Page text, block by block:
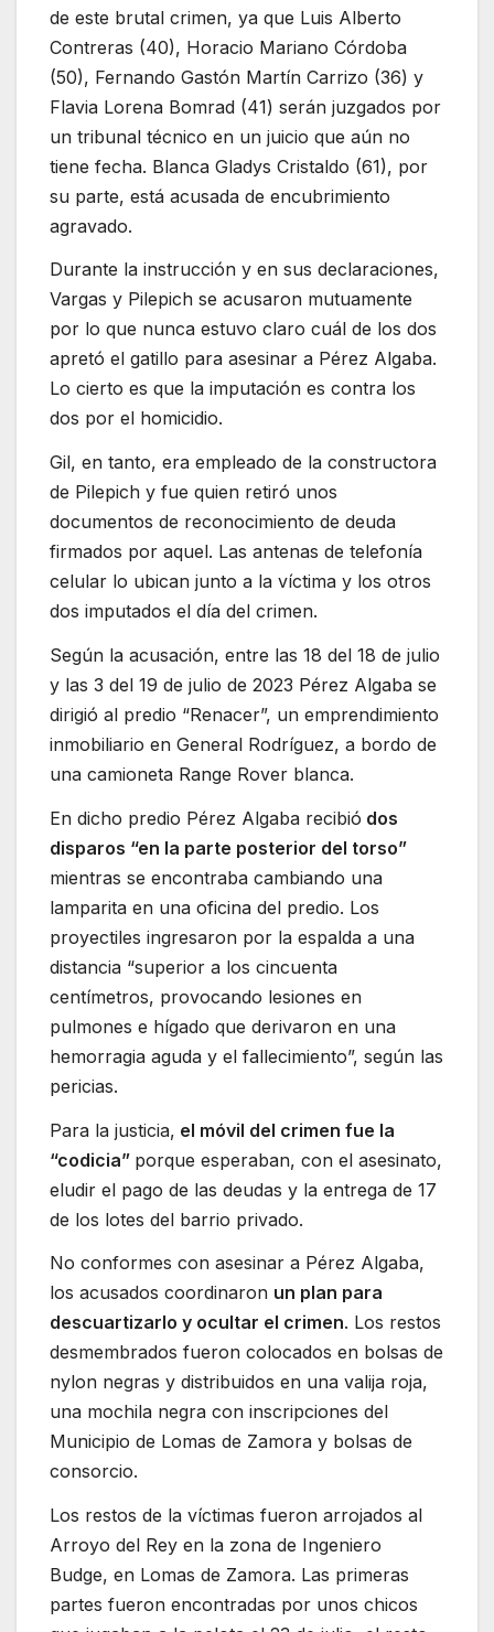
de este brutal crimen, ya que Luis Alberto
Contreras (40), Horacio Mariano Córdoba
(50), Fernando Gastón Martín Carrizo (36) y
Flavia Lorena Bomrad (41) serán juzgados por
un tribunal técnico en un juicio que aún no
tiene fecha. Blanca Gladys Cristaldo (61), por
su parte, está acusada de encubrimiento
agravado.
Durante la instrucción y en sus declaraciones,
Vargas y Pilepich se acusaron mutuamente
por lo que nunca estuvo claro cuál de los dos
apretó el gatillo para asesinar a Pérez Algaba.
Lo cierto es que la imputación es contra los
dos por el homicidio.
Gil, en tanto, era empleado de la constructora
de Pilepich y fue quien retiró unos
documentos de reconocimiento de deuda
firmados por aquel. Las antenas de telefonía
celular lo ubican junto a la víctima y los otros
dos imputados el día del crimen.
Según la acusación, entre las 18 del 18 de julio
y las 3 del 19 de julio de 2023 Pérez Algaba se
dirigió al predio “Renacer”, un emprendimiento
inmobiliario en General Rodríguez, a bordo de
una camioneta Range Rover blanca.
En dicho predio Pérez Algaba recibió dos
disparos “en la parte posterior del torso”
mientras se encontraba cambiando una
lamparita en una oficina del predio. Los
proyectiles ingresaron por la espalda a una
distancia “superior a los cincuenta
centímetros, provocando lesiones en
pulmones e hígado que derivaron en una
hemorragia aguda y el fallecimiento”, según las
pericias.
Para la justicia, el móvil del crimen fue la
“codicia” porque esperaban, con el asesinato,
eludir el pago de las deudas y la entrega de 17
de los lotes del barrio privado.
No conformes con asesinar a Pérez Algaba,
los acusados coordinaron un plan para
descuartizarlo y ocultar el crimen. Los restos
desmembrados fueron colocados en bolsas de
nylon negras y distribuidos en una valija roja,
una mochila negra con inscripciones del
Municipio de Lomas de Zamora y bolsas de
consorcio.
Los restos de la víctimas fueron arrojados al
Arroyo del Rey en la zona de Ingeniero
Budge, en Lomas de Zamora. Las primeras
partes fueron encontradas por unos chicos